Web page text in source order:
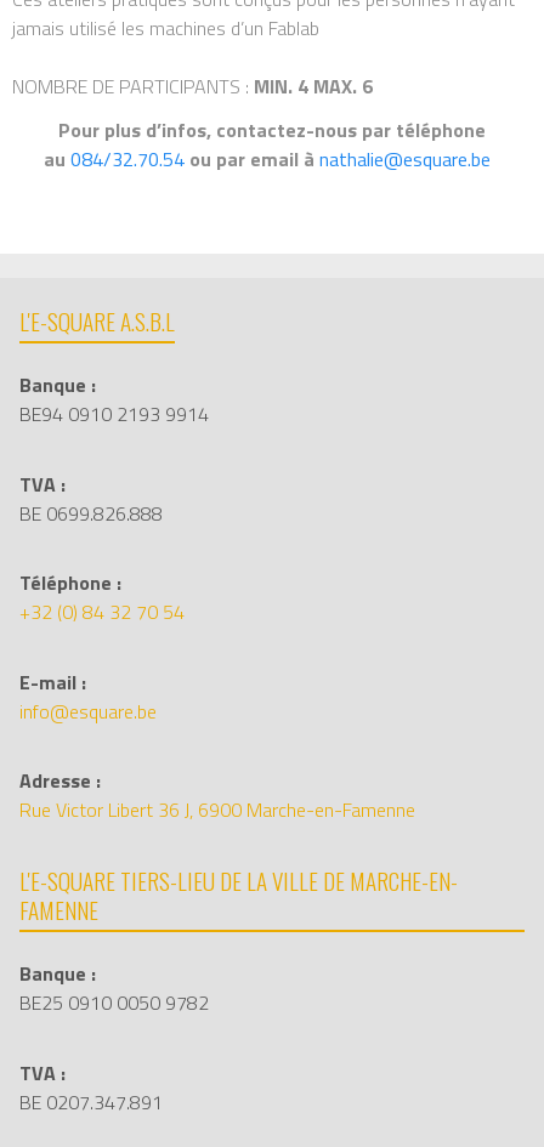
jamais utilisé les machines d’un Fablab
NOMBRE DE PARTICIPANTS : MIN. 4 MAX. 6
Pour plus d’infos, contactez-nous par téléphone
au 084/32.70.54 ou par email à nathalie@esquare.be
L'E-SQUARE A.S.B.L
Banque :
BE94 0910 2193 9914
TVA :
BE 0699.826.888
Téléphone :
+32 (0) 84 32 70 54
E-mail :
info@esquare.be
Adresse :
Rue Victor Libert 36 J, 6900 Marche-en-Famenne
L'E-SQUARE TIERS-LIEU DE LA VILLE DE MARCHE-EN-
FAMENNE
Banque :
BE25 0910 0050 9782
TVA :
BE 0207.347.891